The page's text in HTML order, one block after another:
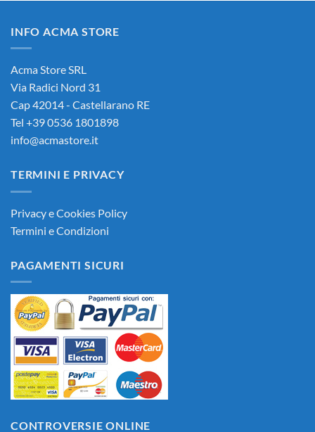
90,00€.
INFO ACMA STORE
Acma Store SRL
Via Radici Nord 31
Cap 42014 - Castellarano RE
Tel +39 0536 1801898
info@acmastore.it
TERMINI E PRIVACY
Privacy e Cookies Policy
Termini e Condizioni
PAGAMENTI SICURI
CONTROVERSIE ONLINE